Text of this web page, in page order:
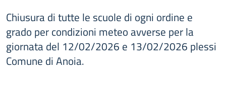
Chiusura di tutte le scuole di ogni ordine e
grado per condizioni meteo avverse per la
giornata del 12/02/2026 e 13/02/2026 plessi
Comune di Anoia.